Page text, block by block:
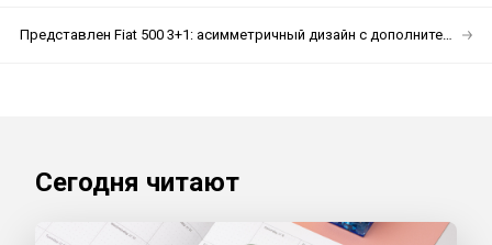
Представлен Fiat 500 3+1: асимметричный дизайн с дополнительной дверью для пассажиров
Сегодня читают